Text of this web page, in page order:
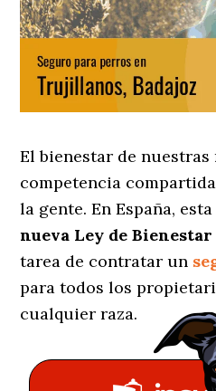
El bienestar de nuestras
competencia
la gente. En España,
nueva Ley de
tarea de contratar un
para todos los
cualquier raza.